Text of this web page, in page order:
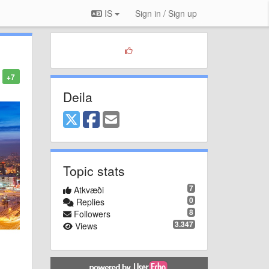
IS Sign in / Sign up
+7
Deila
Topic stats
7
Atkvæði
0
Replies
8
Followers
3.347
Views